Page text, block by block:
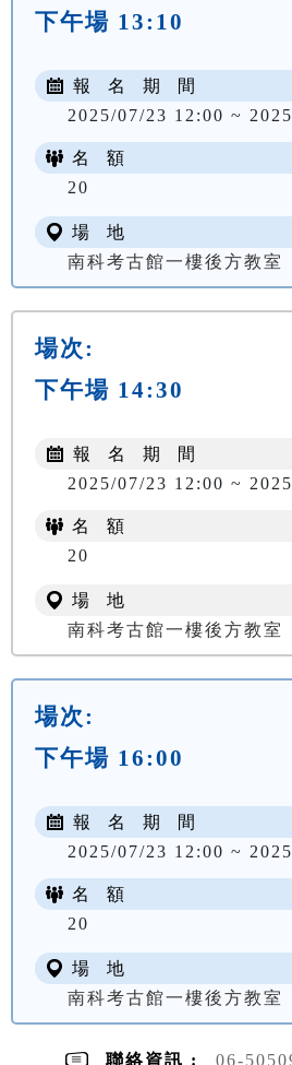
下午場 13:10
報 名 期 間
2025/07/23 12:00 ~
名 額
20
場 地
南科考古館一樓後方教室
場次:
下午場 14:30
報 名 期 間
2025/07/23 12:00 ~
名 額
20
場 地
南科考古館一樓後方教室
場次:
下午場 16:00
報 名 期 間
2025/07/23 12:00 ~
名 額
20
場 地
南科考古館一樓後方教室
聯絡資訊 : 06-